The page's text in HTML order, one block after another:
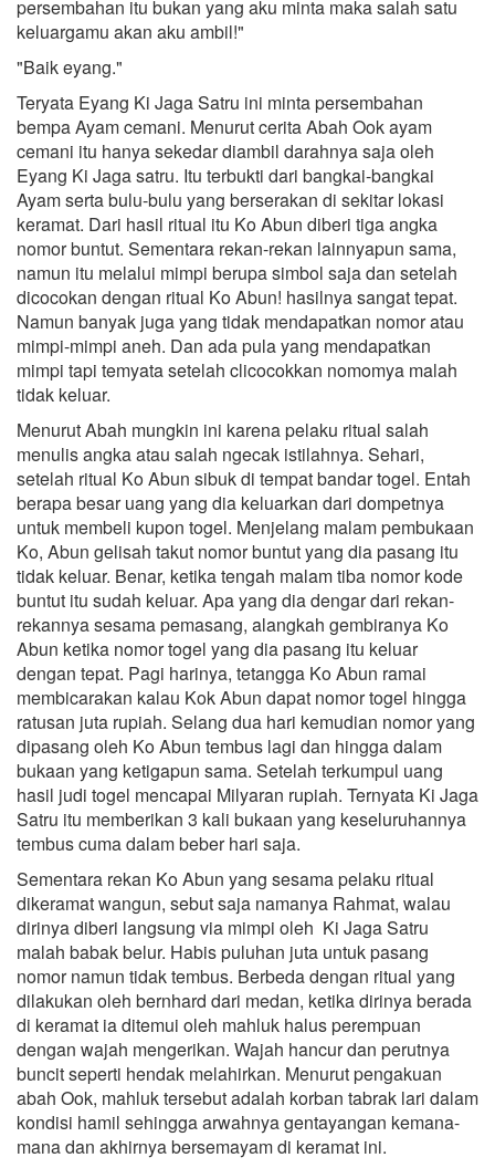
persembahan itu bukan yang aku minta maka salah satu
keluargamu akan aku ambil!"
"Baik eyang."
Teryata Eyang Ki Jaga Satru ini minta persembahan
bempa Ayam cemani. Menurut cerita Abah Ook ayam
cemani itu hanya sekedar diambil darahnya saja oleh
Eyang Ki Jaga satru. Itu terbukti dari bangkai-bangkai
Ayam serta bulu-bulu yang berserakan di sekitar lokasi
keramat. Dari hasil ritual itu Ko Abun diberi tiga angka
nomor buntut. Sementara rekan-rekan lainnyapun sama,
namun itu melalui mimpi berupa simbol saja dan setelah
dicocokan dengan ritual Ko Abun! hasilnya sangat tepat.
Namun banyak juga yang tidak mendapatkan nomor atau
mimpi-mimpi aneh. Dan ada pula yang mendapatkan
mimpi tapi temyata setelah clicocokkan nomomya malah
tidak keluar.
Menurut Abah mungkin ini karena pelaku ritual salah
menulis angka atau salah ngecak istilahnya. Sehari,
setelah ritual Ko Abun sibuk di tempat bandar togel. Entah
berapa besar uang yang dia keluarkan dari dompetnya
untuk membeli kupon togel. Menjelang malam pembukaan
Ko, Abun gelisah takut nomor buntut yang dia pasang itu
tidak keluar. Benar, ketika tengah malam tiba nomor kode
buntut itu sudah keluar. Apa yang dia dengar dari rekan-
rekannya sesama pemasang, alangkah gembiranya Ko
Abun ketika nomor togel yang dia pasang itu keluar
dengan tepat. Pagi harinya, tetangga Ko Abun ramai
membicarakan kalau Kok Abun dapat nomor togel hingga
ratusan juta rupiah. Selang dua hari kemudian nomor yang
dipasang oleh Ko Abun tembus lagi dan hingga dalam
bukaan yang ketigapun sama. Setelah terkumpul uang
hasil judi togel mencapai Milyaran rupiah. Ternyata Ki Jaga
Satru itu memberikan 3 kali bukaan yang keseluruhannya
tembus cuma dalam beber hari saja.
Sementara rekan Ko Abun yang sesama pelaku ritual
dikeramat wangun, sebut saja namanya Rahmat, walau
dirinya diberi langsung via mimpi oleh Ki Jaga Satru
malah babak belur. Habis puluhan juta untuk pasang
nomor namun tidak tembus. Berbeda dengan ritual yang
dilakukan oleh bernhard dari medan, ketika dirinya berada
di keramat ia ditemui oleh mahluk halus perempuan
dengan wajah mengerikan. Wajah hancur dan perutnya
buncit seperti hendak melahirkan. Menurut pengakuan
abah Ook, mahluk tersebut adalah korban tabrak lari dalam
kondisi hamil sehingga arwahnya gentayangan kemana-
mana dan akhirnya bersemayam di keramat ini.